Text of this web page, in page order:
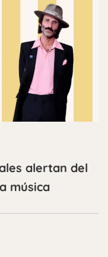
alertan del
música